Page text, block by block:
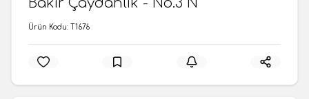
Ürün Kodu: T1676